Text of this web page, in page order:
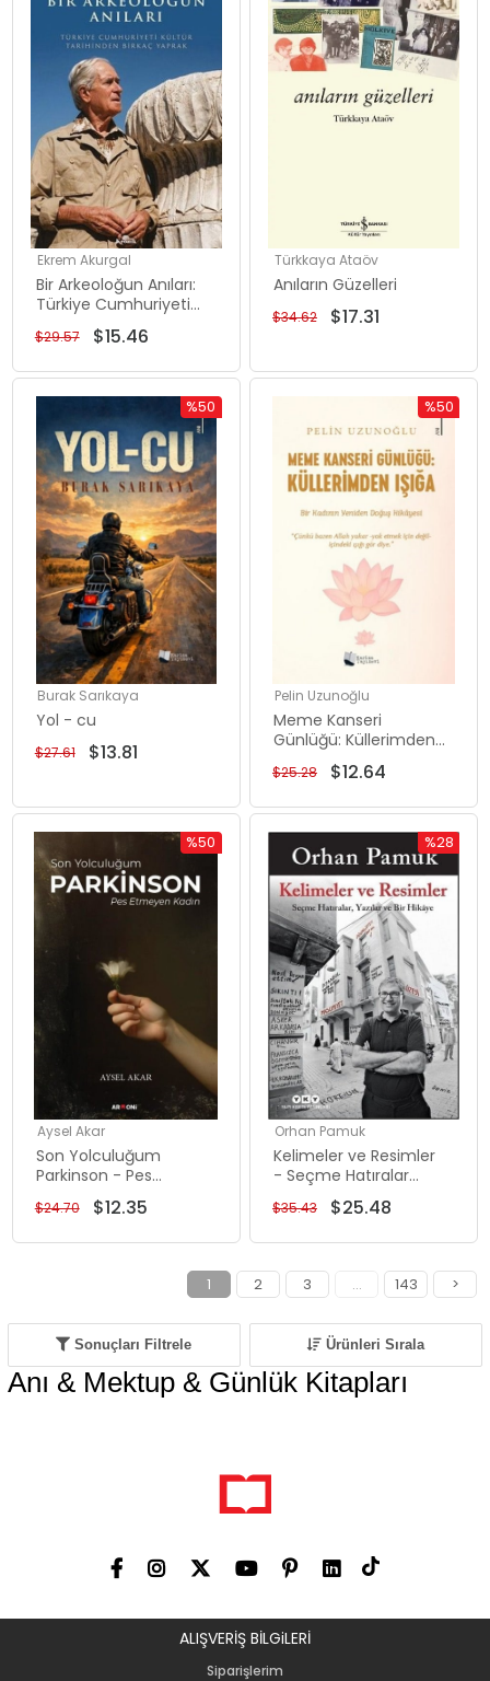
Ekrem Akurgal
Bir Arkeoloğun Anıları:
Türkiye Cumhuriyeti
Kültür Tarihinden
Birkaç Yaprak
$15.46
$29.57
Türkkaya Ataöv
Anıların Güzelleri
$17.31
$34.62
Burak Sarıkaya
Yol - cu
$13.81
$27.61
%50
İndirim
%50İndirim
Pelin Uzunoğlu
Meme Kanseri
Günlüğü: Küllerimden
$12.64
$25.28
%50
İndirim
Aysel Akar
Son Yolculuğum
Parkinson - Pes
Etmeyen Kadın
$12.35
$24.70
%50
%50İndirim
Orhan Pamuk
Kelimeler ve Resimler
- Seçme Hatıralar
Yazılar ve Bir Hikaye
$25.48
$35.43
%28
İndirim
1 2 3 ... 143 >
Sonuçları Filtrele Ürünleri Sırala
Anı & Mektup & Günlük Kitapları
ALIŞVERİŞ BİLGiLERİ
Siparişlerim